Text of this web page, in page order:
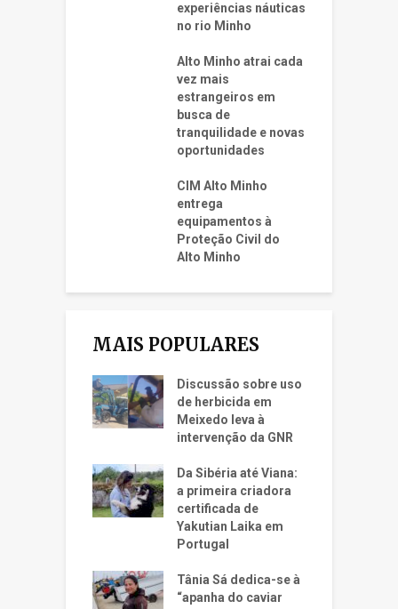
experiências náuticas
no rio Minho
Alto Minho atrai cada
vez mais
estrangeiros em
busca de
tranquilidade e novas
oportunidades
CIM Alto Minho
entrega
equipamentos à
Proteção Civil do
Alto Minho
MAIS POPULARES
Discussão sobre uso
de herbicida em
Meixedo leva à
intervenção da GNR
Da Sibéria até Viana:
a primeira criadora
certificada de
Yakutian Laika em
Portugal
Tânia Sá dedica-se à
“apanha do caviar